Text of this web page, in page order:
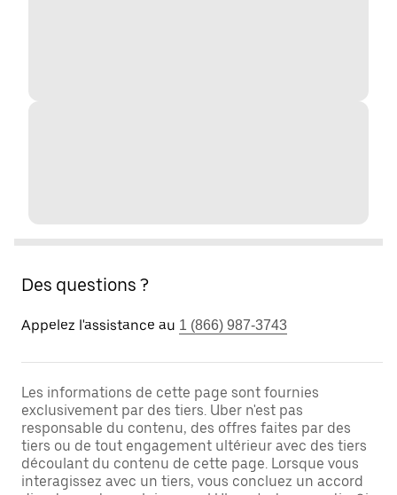
Des questions ?
Appelez l'assistance au 1 (866) 987-3743
Les informations de cette page sont fournies
exclusivement par des tiers. Uber n'est pas
responsable du contenu, des offres faites par des
tiers ou de tout engagement ultérieur avec des tiers
découlant du contenu de cette page. Lorsque vous
interagissez avec un tiers, vous concluez un accord